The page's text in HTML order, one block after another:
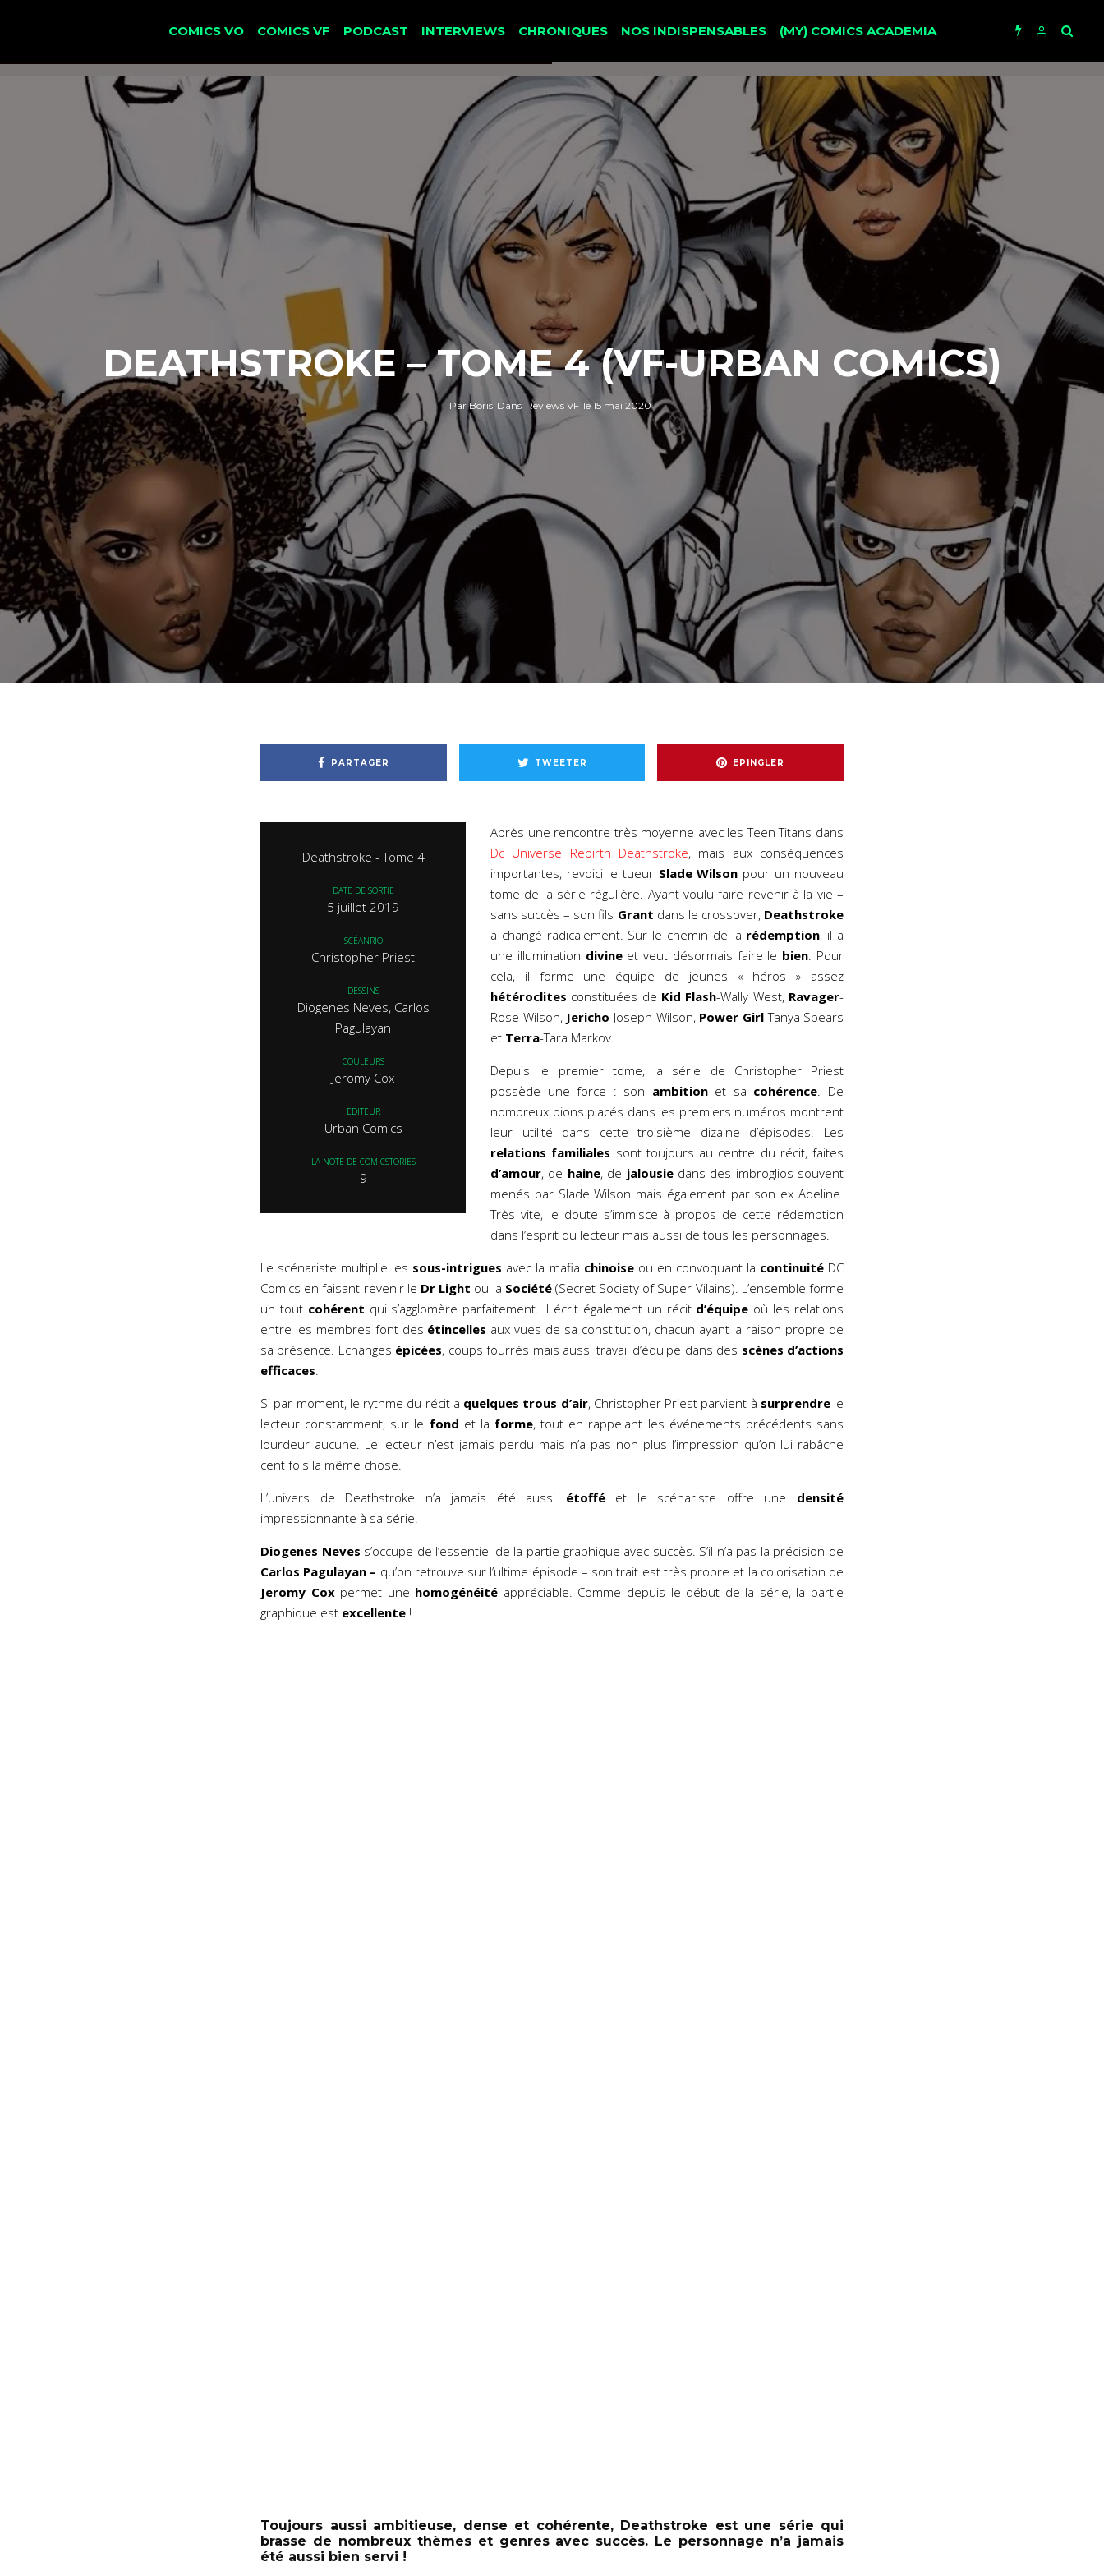
COMICS VO COMICS VF PODCAST INTERVIEWS CHRONIQUES NOS INDISPENSABLES (MY) COMICS ACADEMIA
DEATHSTROKE – TOME 4 (VF-URBAN COMICS)
ParBoris Dans Reviews VF le 15 mai 2020
PARTAGER TWEETER EPINGLER
Deathstroke - Tome 4
DATE DE SORTIE
5 juillet 2019
SCÉANRIO
Christopher Priest
DESSINS
Diogenes Neves, Carlos
Pagulayan
COULEURS
Jeromy Cox
EDITEUR
Urban Comics
LA NOTE DE COMICSTORIES
9
Après une rencontre très moyenne avec les Teen Titans dans
Dc Universe Rebirth Deathstroke, mais aux conséquences
importantes, revoici le tueur Slade Wilson pour un nouveau
tome de la série régulière. Ayant voulu faire revenir à la vie –
sans succès – son fils Grant dans le crossover, Deathstroke
a changé radicalement. Sur le chemin de la rédemption, il a
une illumination divineet veut désormais faire le bien. Pour
cela, il forme une équipe de jeunes « héros » assez
hétéroclites constituées de Kid Flash-Wally West, Ravager-
Rose Wilson, Jericho-Joseph Wilson, Power Girl-Tanya Spears
et Terra-Tara Markov.
Depuis le premier tome, la série de Christopher Priest
possède une force : son ambitionet sa cohérence. De
nombreux pions placés dans les premiers numéros montrent
leur utilité dans cette troisième dizaine d’épisodes. Les
relations familiales sont toujours au centre du récit, faites
d’amour, de haine, de jalousiedans des imbroglios souvent
menés par Slade Wilson mais également par son ex Adeline.
Très vite, le doute s’immisce à propos de cette rédemption
dans l’esprit du lecteur mais aussi de tous les personnages.
Le scénariste multiplie les sous-intrigues avec la mafia chinoiseou en convoquant la continuitéDC
Comics en faisant revenir le Dr Light ou la Société(Secret Society of Super Vilains). L’ensemble forme
un tout cohérent qui s’agglomère parfaitement. Il écrit également un récit d’équipe où les relations
entre les membres font des étincelles aux vues de sa constitution, chacun ayant la raison propre de
sa présence. Echanges épicées, coups fourrés mais aussi travail d’équipe dans des scènes d’actions
efficaces.
Si par moment, le rythme du récit a quelques trous d’air, Christopher Priest parvient à surprendrele
lecteur constamment, sur le fond et la forme, tout en rappelant les événements précédents sans
lourdeur aucune. Le lecteur n’est jamais perdu mais n’a pas non plus l’impression qu’on lui rabâche
cent fois la même chose.
L’univers de Deathstroke n’a jamais été aussi étofféet le scénariste offre une densité
impressionnante à sa série.
Diogenes Neves s’occupe de l’essentiel de la partie graphique avec succès. S’il n’a pas la précision de
Carlos Pagulayan – qu’on retrouve sur l’ultime épisode – son trait est très propre et la colorisation de
Jeromy Coxpermet une homogénéité appréciable. Comme depuis le début de la série, la partie
graphique est excellente !
Toujours aussi ambitieuse, dense et cohérente, Deathstroke est une série qui
brasse de nombreux thèmes et genres avec succès. Le personnage n’a jamais
été aussi bien servi !